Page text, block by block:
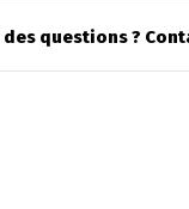
des questions ?